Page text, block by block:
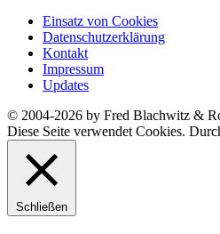
Einsatz von Cookies
Datenschutzerklärung
Kontakt
Impressum
Updates
© 2004-2026 by Fred Blachwitz &
Diese Seite verwendet Cookies.
Schließen